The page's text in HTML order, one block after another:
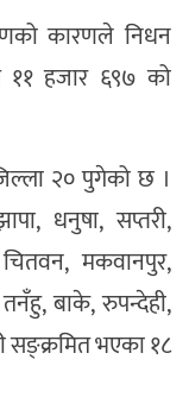
कारणले निधन
११ हजार ६९७ को
२० पुगेको छ ।
धनुषा, सप्तरी,
मकवानपुर,
बाके, रुपन्देही,
सङ्क्रमित भएका १८